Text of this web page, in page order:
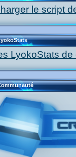
le script
LyokoStats